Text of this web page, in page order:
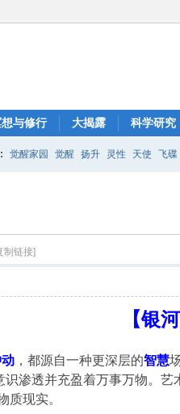
与修行 大揭露 科学研究
觉醒家园 觉醒 扬升 灵性 天使 飞碟
制链接]
【银
，都源自一种更深层的智慧
渗透并充盈着万事万物。艺
质现实。